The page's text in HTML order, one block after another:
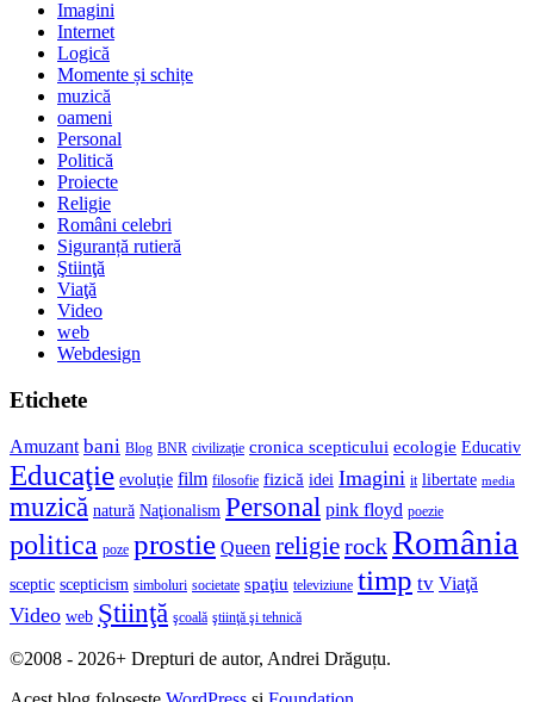
Imagini
Internet
Logică
Momente și schițe
muzică
oameni
Personal
Politică
Proiecte
Religie
Români celebri
Siguranță rutieră
Ştiinţă
Viaţă
Video
web
Webdesign
Etichete
Amuzant bani Blog BNR civilizaţie cronica scepticului ecologie Educativ
Educaţie evoluţie film filosofie fizică idei Imagini it libertate media
muzică natură Naţionalism Personal pink floyd poezie
politica poze prostie Queen religierockRomânia
sceptic scepticism simboluri societate spaţiu televiziune timp tv Viaţă
Video web Ştiinţă şcoală ştiinţă şi tehnică
©2008 - 2026+ Drepturi de autor, Andrei Drăguțu.